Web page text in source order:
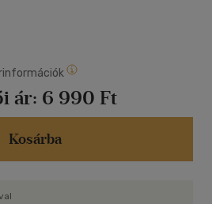
csúcsosodik ki: ügyesebben
kommunikálni. A How to Talk
könnyű, eredményes és
és végig viszi az olvasót a
a kifinomult technikákig, amiket
Ebben a számtalan
ár: 6 990 Ft
Kosárba